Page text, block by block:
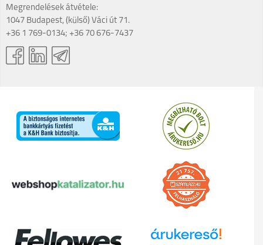
Megrendelések átvétele:
1047 Budapest, (külső) Váci út 71.
+36 1 769-0134; +36 70 676-7437